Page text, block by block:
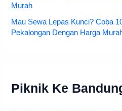
Murah
Mau Sewa Lepas Kunci? Coba
Pekalongan Dengan Harga
Piknik Ke